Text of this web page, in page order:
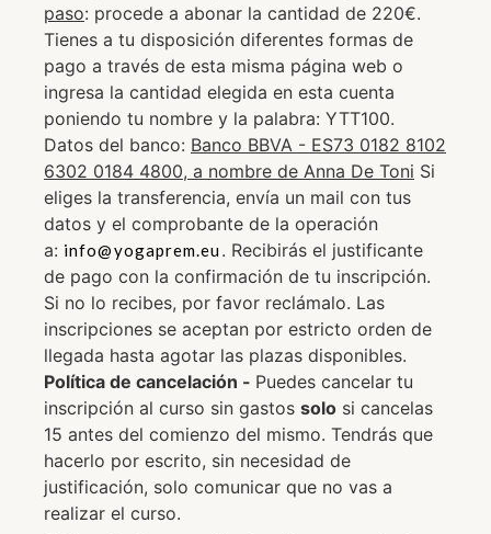
paso: procede a abonar la cantidad de 220€.
Tienes a tu disposición diferentes formas de
pago a través de esta misma página web o
ingresa la cantidad elegida en esta cuenta
poniendo tu nombre y la palabra: YTT100.
Datos del banco: Banco BBVA - ES73 0182 8102
6302 0184 4800, a nombre de Anna De Toni Si
eliges la transferencia, envía un mail con tus
datos y el comprobante de la operación
a: info@yogaprem.eu. Recibirás el justificante
de pago con la confirmación de tu inscripción.
Si no lo recibes, por favor reclámalo. Las
inscripciones se aceptan por estricto orden de
llegada hasta agotar las plazas disponibles.
Política de cancelación - Puedes cancelar tu
inscripción al curso sin gastos solo si cancelas
15 antes del comienzo del mismo. Tendrás que
hacerlo por escrito, sin necesidad de
justificación, solo comunicar que no vas a
realizar el curso.